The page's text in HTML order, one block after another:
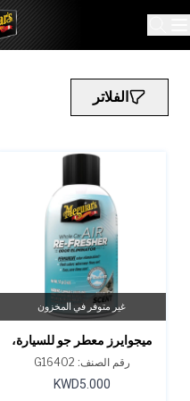
الفلاتر
غير متوفر في المخزون
ميجوايرز معطر جو للسيارة،
مزيل للروائح برائحة السيارة
الجديدة
رقم الصنف: G16402
KWD5.000